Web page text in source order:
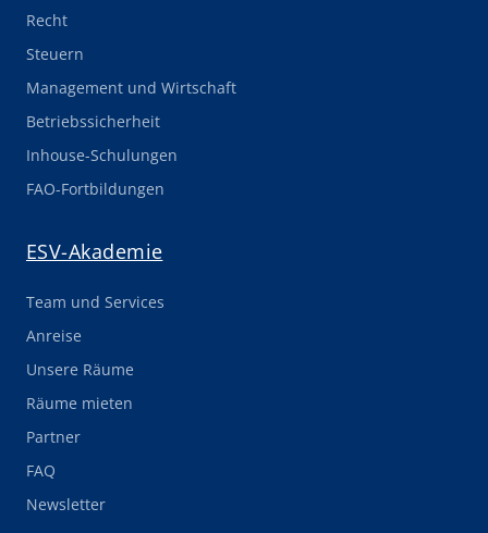
Recht
Steuern
Management und Wirtschaft
Betriebssicherheit
Inhouse-Schulungen
FAO-Fortbildungen
ESV-Akademie
Team und Services
Anreise
Unsere Räume
Räume mieten
Partner
FAQ
Newsletter